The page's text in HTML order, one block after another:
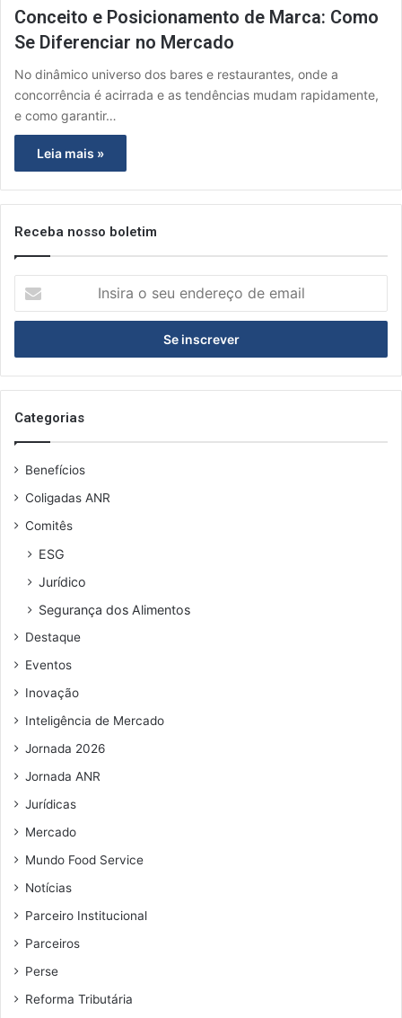
Conceito e Posicionamento de Marca: Como
Se Diferenciar no Mercado
No dinâmico universo dos bares e restaurantes, onde a
concorrência é acirrada e as tendências mudam rapidamente,
e como garantir…
Leia mais »
Receba nosso boletim
s
r
a
s
e
n
e
e
e
a
i
Categorias
Benefícios
Coligadas ANR
Comitês
ESG
Jurídico
Segurança dos Alimentos
Destaque
Eventos
Inovação
Inteligência de Mercado
Jornada 2026
Jornada ANR
Jurídicas
Mercado
Mundo Food Service
Notícias
Parceiro Institucional
Parceiros
Perse
Reforma Tributária